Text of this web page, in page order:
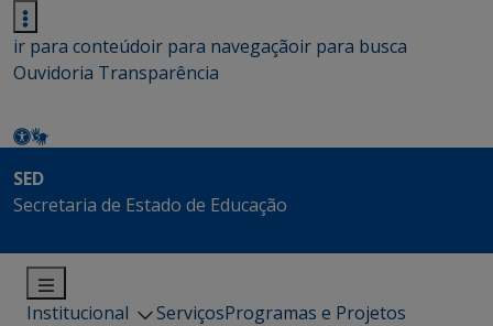
ir para conteúdoir para navegaçãoir para busca
Ouvidoria Transparência
SED
Secretaria de Estado de Educação
Institucional ServiçosProgramas e Projetos